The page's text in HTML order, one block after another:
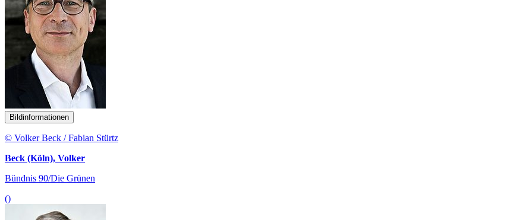
Bildinformationen
© Volker Beck / Fabian Stürtz
Beck (Köln), Volker
Bündnis 90/Die Grünen
()